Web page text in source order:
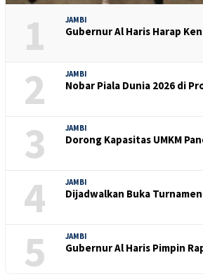
1 JAMBI
Gubernur Al Haris Harap
2 JAMBI
Nobar Piala Dunia 2026 di
3 JAMBI
Dorong Kapasitas UMKM
4 JAMBI
Dijadwalkan Buka
5 JAMBI
Gubernur Al Haris Pimpin